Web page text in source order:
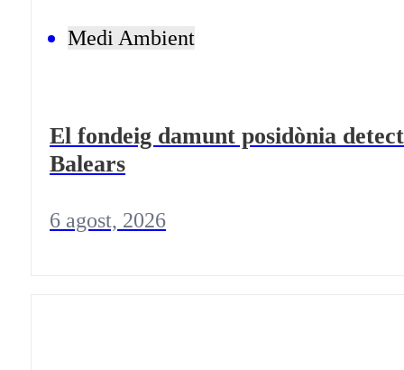
Medi Ambient
El fondeig damunt posidònia
Balears
6 agost, 2026